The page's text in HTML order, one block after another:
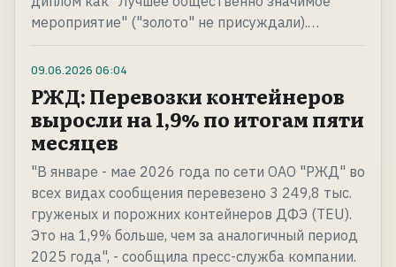
мероприятие" ("золото" не присуждали).…
09.06.2026 06:04
РЖД: Перевозки контейнеров
выросли на 1,9% по итогам пяти
месяцев
"В январе - мае 2026 года по сети ОАО "РЖД" во
всех видах сообщения перевезено 3 249,8 тыс.
груженых и порожних контейнеров ДФЭ (TEU).
Это на 1,9% больше, чем за аналогичный период
2025 года", - сообщила пресс-служба компании.